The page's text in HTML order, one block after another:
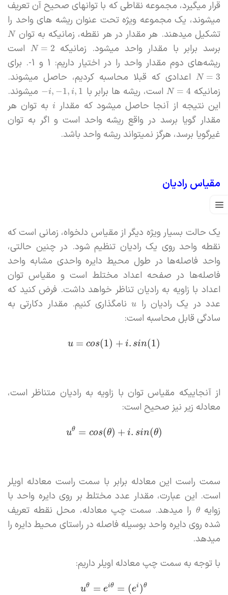
قرار میگیرد، مجموعه نقاطی که با توانهای صحیح آن تعریف
میشوند، یک مجموعه ویژه تحت عنوان ریشه های واحد را
تشکیل میدهند. هر مقدار در هر نقطه، زمانیکه به توانN
برسد برابر با مقدار واحد میشود. زمانیکه N = 2
است
ریشه‌های دوم مقدار واحد را در اختیار داریم: 1 و 1-. برای
N = 3
اعدادی که قبلا محاسبه کردیم، حاصل میشوند.
زمانیکه
N = 4 است، ریشه ها برابر با −i, −1, i, 1
میشوند.
این نتیجه از آنجا حاصل میشود که مقدار iبه توان هر
مقدار گویا برسد در واقع ریشه واحد است و اگر به توان
غیرگویا برسد، هرگز نمیتواند ریشه واحد باشد.
مقیاس رادیان
یک حالت بسیار ویژه دیگر از مقیاس دلخواه، زمانی است که
نقطه واحد روی یک رادیان تنظیم شود. در چنین حالتی،
واحد فاصله‌ها در طول محیط دایره واحدی مشابه واحد
فاصله‌ها در صفحه اعداد مختلط است و مقیاس توان
اعداد با زاویه به رادیان تناظر خواهد داشت. فرض کنید که
عدد در یک رادیان را
uنامگذاری کنیم. مقدار دکارتی به
سادگی قابل محاسبه است:
u = cos(1) + i. sin(1)
از آنجاییکه مقیاس توان با زاویه به رادیان متناظر است،
معادله زیر نیز صحیح است:
uθ = cos(θ) + i. sin(θ)
سمت راست این معادله برابر با سمت راست معادله اویلر
است. این عبارت، مقدار عدد مختلط بر روی دایره واحد با
زوایهθ را میدهد. سمت چپ معادله، محل نقطه تعریف
شده روی دایره واحد بوسیله فاصله در راستای محیط دایره را
میدهد.
با توجه به سمت چپ معادله اویلر داریم:
uθ = eiθ = (ei )θ